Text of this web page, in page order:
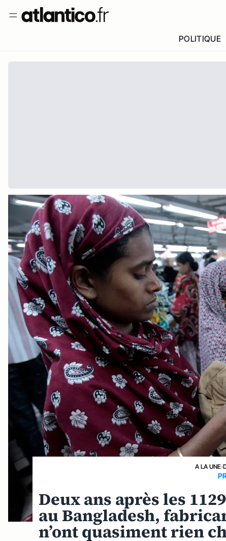
POLITIQUE
A LA UNE›
Deux ans après les
au Bangladesh,
n’ont quasiment rien